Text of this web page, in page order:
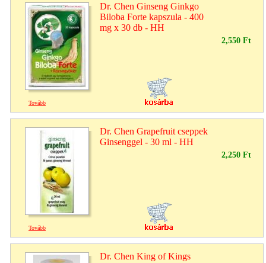
Dr. Chen Ginseng Ginkgo
Biloba Forte kapszula - 400
mg x 30 db - HH
2,550 Ft
Tovább
Dr. Chen Grapefruit cseppek
Ginsenggel - 30 ml - HH
2,250 Ft
Tovább
Dr. Chen King of Kings